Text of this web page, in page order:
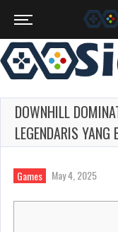
DOWNHILL
LEGENDARIS
Games May 4, 2025